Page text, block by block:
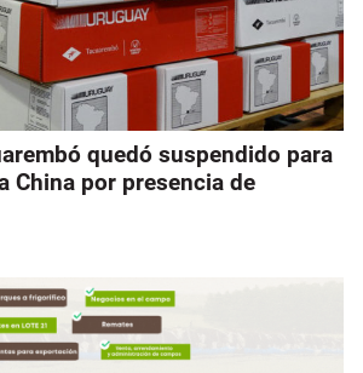
quedó suspendido para
China por presencia de